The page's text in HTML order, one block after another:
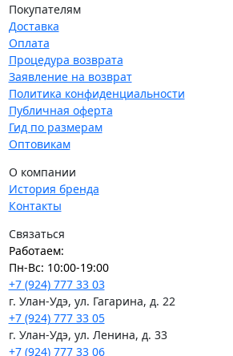
Покупателям
Доставка
Оплата
Процедура возврата
Заявление на возврат
Политика конфиденциальности
Публичная оферта
Гид по размерам
Оптовикам
О компании
История бренда
Контакты
Связаться
Работаем:
Пн-Вс: 10:00-19:00
+7 (924) 777 33 03
г. Улан-Удэ, ул. Гагарина, д. 22
+7 (924) 777 33 05
г. Улан-Удэ, ул. Ленина, д. 33
+7 (924) 777 33 06